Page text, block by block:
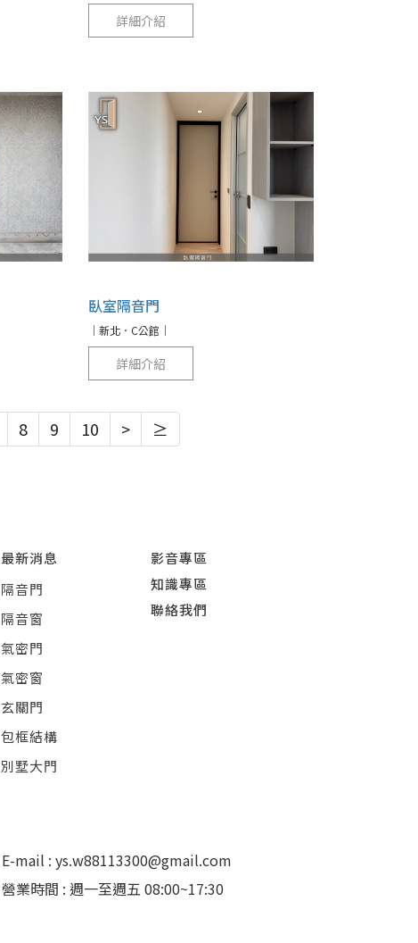
詳細介紹
臥室隔音門
｜新北．C公館｜
詳細介紹
8 9 10 > ≥
最新消息
隔音門
隔音窗
氣密門
氣密窗
玄關門
包框結構
別墅大門
影音專區
知識專區
聯絡我們
E-mail : ys.w88113300@gmail.com
營業時間 : 週一至週五 08:00~17:30